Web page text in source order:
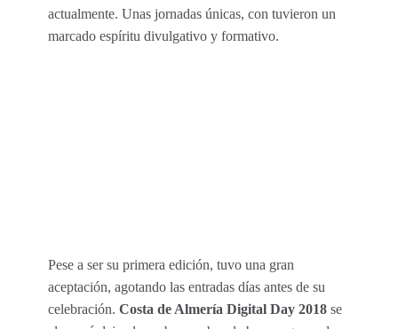
actualmente. Unas jornadas únicas, con tuvieron un
marcado espíritu divulgativo y formativo.
Pese a ser su primera edición, tuvo una gran
aceptación, agotando las entradas días antes de su
celebración. Costa de Almería Digital Day 2018 se